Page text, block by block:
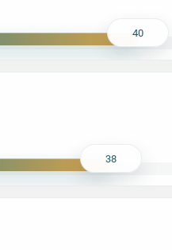
40
38